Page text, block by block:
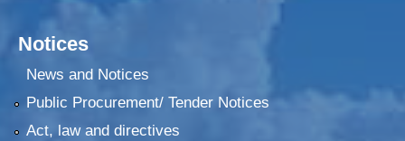
Notices
News and Notices
Public Procurement/ Tender Notices
Act, law and directives